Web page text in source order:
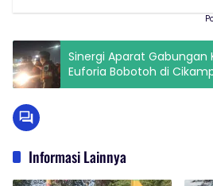
Sinergi Aparat Gabungan
Euforia Bobotoh di
Informasi Lainnya